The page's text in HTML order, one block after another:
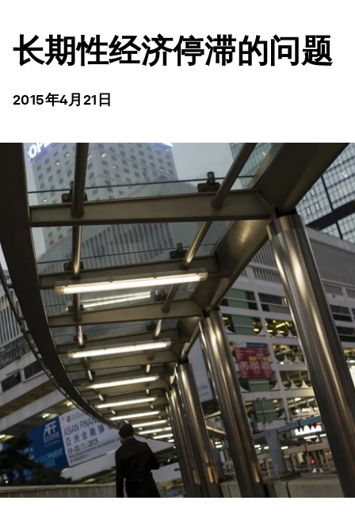
长期性经济停滞的问题
2015年4月21日